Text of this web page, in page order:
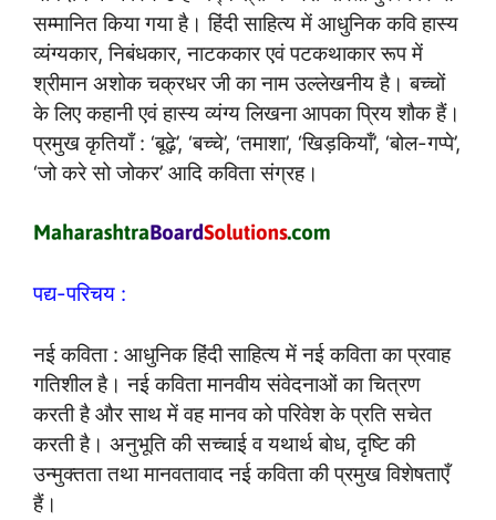
सम्मानित किया गया है। हिंदी साहित्य में आधुनिक कवि हास्य
व्यंग्यकार, निबंधकार, नाटककार एवं पटकथाकार रूप में
श्रीमान अशोक चक्रधर जी का नाम उल्लेखनीय है। बच्चों
के लिए कहानी एवं हास्य व्यंग्य लिखना आपका प्रिय शौक हैं।
प्रमुख कृतियाँ : ‘बूढ़े’, ‘बच्चे’, ‘तमाशा’, ‘खिड़कियाँ’, ‘बोल-गप्पे’,
‘जो करे सो जोकर’ आदि कविता संग्रह।
पद्य-परिचय :
नई कविता : आधुनिक हिंदी साहित्य में नई कविता का प्रवाह
गतिशील है। नई कविता मानवीय संवेदनाओं का चित्रण
करती है और साथ में वह मानव को परिवेश के प्रति सचेत
करती है। अनुभूति की सच्चाई व यथार्थ बोध, दृष्टि की
उन्मुक्तता तथा मानवतावाद नई कविता की प्रमुख विशेषताएँ
हैं।